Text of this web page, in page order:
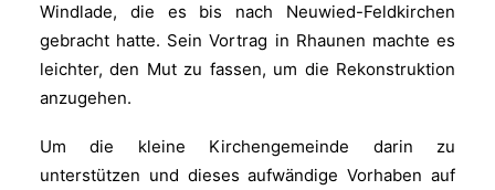
Windlade, die es bis nach Neuwied-Feldkirchen
gebracht hatte. Sein Vortrag in Rhaunen machte es
leichter, den Mut zu fassen, um die Rekonstruktion
anzugehen.
Um die kleine Kirchengemeinde darin zu
unterstützen und dieses aufwändige Vorhaben auf